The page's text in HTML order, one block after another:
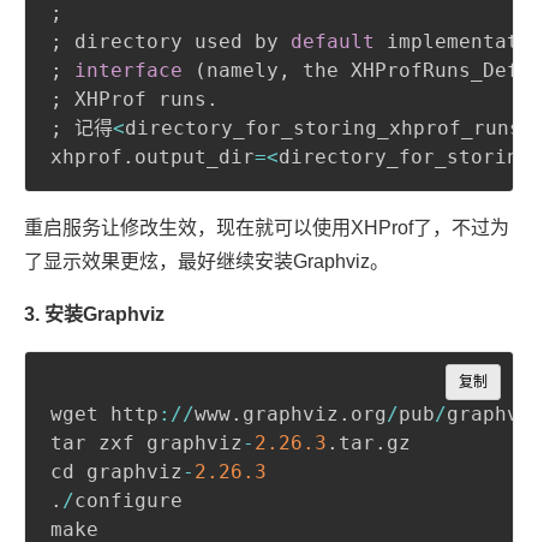
;
;
directory used by default
;
interface ( namely ,
the
;
XHProf runs .
;
记得<directory_for_storing_xhprof_runs
xhprof . output_dir=<
重启服务让修改生效，现在就可以使用XHProf了，不过为
了显示效果更炫，最好继续安装Graphviz。
3. 安装Graphviz
wget http : //www. graphviz . org/pub/
tar zxf graphviz - 2.26 .3 . tar . gz
cd graphviz - 2.26 .3
. /configure
make
复制
Copy